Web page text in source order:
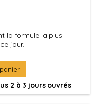
la formule la plus
jour.
optimale et absence de
du futur pour tous
le diluant spécifique
optimale et pour
de la peinture.
2 à 3 jours ouvrés